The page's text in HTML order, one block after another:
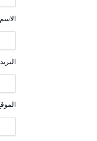
الاسم